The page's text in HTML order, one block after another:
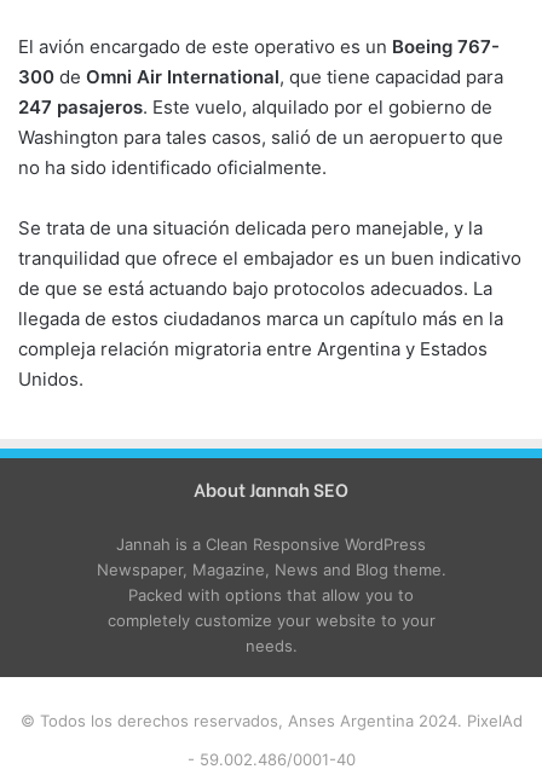
El avión encargado de este operativo es un Boeing 767-
300 de Omni Air International, que tiene capacidad para
247 pasajeros. Este vuelo, alquilado por el gobierno de
Washington para tales casos, salió de un aeropuerto que
no ha sido identificado oficialmente.
Se trata de una situación delicada pero manejable, y la
tranquilidad que ofrece el embajador es un buen indicativo
de que se está actuando bajo protocolos adecuados. La
llegada de estos ciudadanos marca un capítulo más en la
compleja relación migratoria entre Argentina y Estados
Unidos.
About Jannah SEO
Jannah is a Clean Responsive WordPress
Newspaper, Magazine, News and Blog theme.
Packed with options that allow you to
completely customize your website to your
needs.
© Todos los derechos reservados, Anses Argentina 2024. PixelAd
- 59.002.486/0001-40